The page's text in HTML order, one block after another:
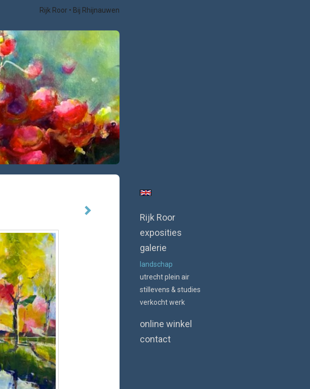
Rijk Roor Bij Rhijnauwen
Rijk Roor
exposities
galerie
landschap
utrecht plein air
stillevens & studies
verkocht werk
online winkel
contact